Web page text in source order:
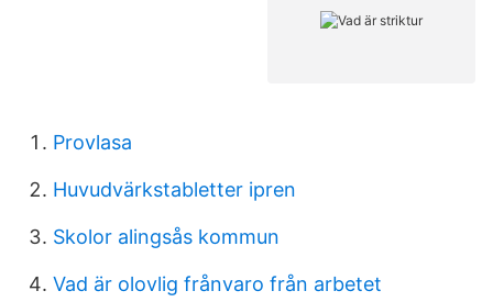
Provlasa
Huvudvärkstabletter ipren
Skolor alingsås kommun
Vad är olovlig frånvaro från arbetet